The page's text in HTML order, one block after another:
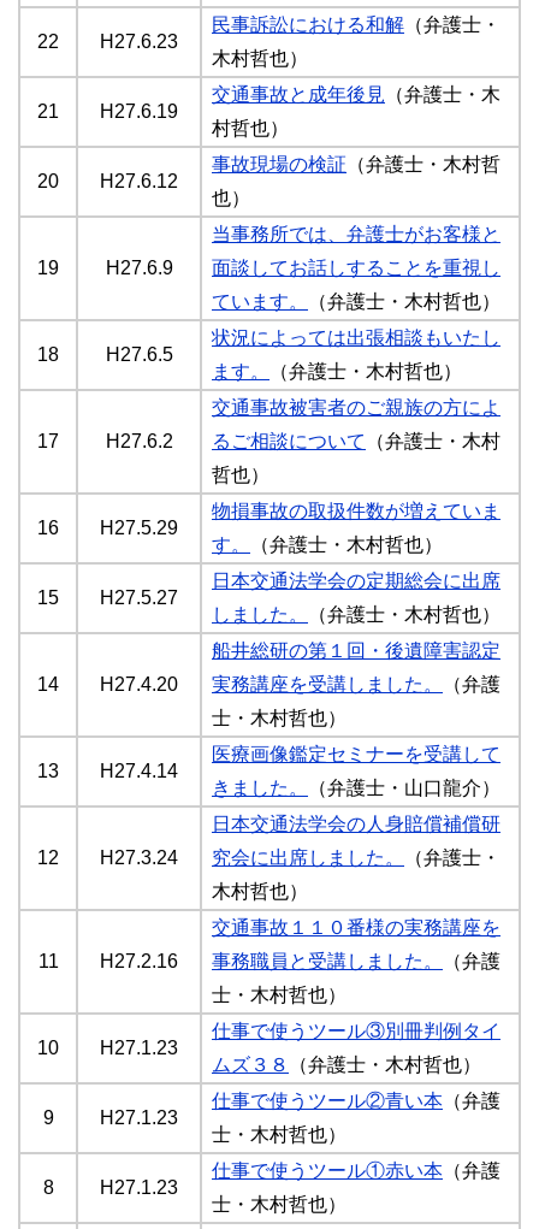
22 H27.6.23
民事訴訟における和解 （弁護士・
木村哲也）
21 H27.6.19
交通事故と成年後見 （弁護士・木
村哲也）
20 H27.6.12
事故現場の検証 （弁護士・木村哲
也）
19 H27.6.9
当事務所では、弁護士がお客様と
面談してお話しすることを重視し
ています。
（弁護士・木村哲也）
18 H27.6.5
状況によっては出張相談もいたし
ます。
（弁護士・木村哲也）
17 H27.6.2
交通事故被害者のご親族の方によ
るご相談について
（弁護士・木村
哲也）
16 H27.5.29
物損事故の取扱件数が増えていま
す。
（弁護士・木村哲也）
15 H27.5.27
日本交通法学会の定期総会に出席
しました。
（弁護士・木村哲也）
14 H27.4.20
船井総研の第１回・後遺障害認定
実務講座を受講しました。
（弁護
士・木村哲也）
13 H27.4.14
医療画像鑑定セミナーを受講して
きました。
（弁護士・山口龍介）
12 H27.3.24
日本交通法学会の人身賠償補償研
究会に出席しました。
（弁護士・
木村哲也）
11 H27.2.16
交通事故１１０番様の実務講座を
事務職員と受講しました。
（弁護
士・木村哲也）
10 H27.1.23
仕事で使うツール③別冊判例タイ
ムズ３８
（弁護士・木村哲也）
9 H27.1.23
仕事で使うツール②青い本 （弁護
士・木村哲也）
8 H27.1.23
仕事で使うツール①赤い本 （弁護
士・木村哲也）